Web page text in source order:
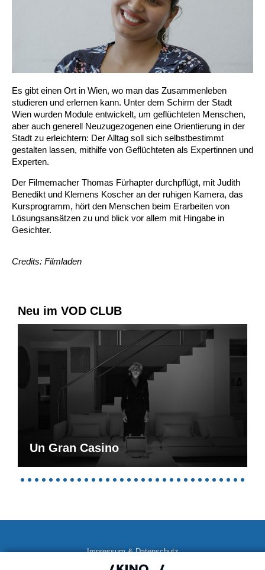
Es gibt einen Ort in Wien, wo man das Zusammenleben
studieren und erlernen kann. Unter dem Schirm der Stadt
Wien wurden Module entwickelt, um geflüchteten Menschen,
aber auch generell Neuzugezogenen eine Orientierung in der
Stadt zu erleichtern: Der Alltag soll sich selbstbestimmt
gestalten lassen, mithilfe von Geflüchteten als Expertinnen und
Experten.
Der Filmemacher Thomas Fürhapter durchpflügt, mit Judith
Benedikt und Klemens Koscher an der ruhigen Kamera, das
Kursprogramm, hört den Menschen beim Erarbeiten von
Lösungsansätzen zu und blick vor allem mit Hingabe in
Gesichter.
Credits: Filmladen
Neu im VOD CLUB
Un Gran Casino
Impressum & Datenschutz
AGB